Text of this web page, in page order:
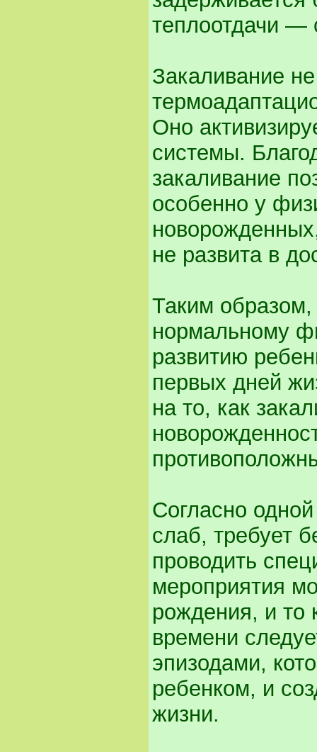
теплоотдачи —
Закаливание
Оно
системы.
закаливание
особенно у
не развита в
Таким образом,
нормальному
развитию
первых дней
на то, как
Согласно
слаб, требует
проводить
мероприятия
рождения, и то
времени
эпизодами,
ребенком, и
жизни.